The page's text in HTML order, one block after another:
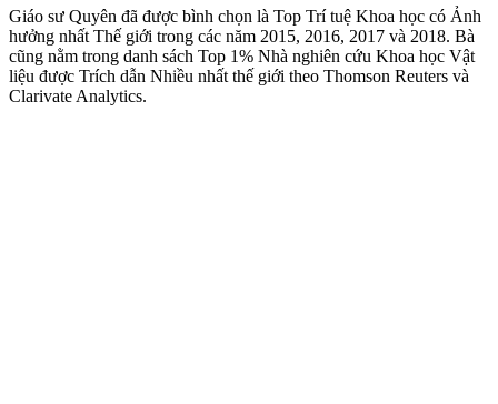
Giáo sư Quyên đã được bình chọn là Top Trí tuệ Khoa học có Ảnh
hưởng nhất Thế giới trong các năm 2015, 2016, 2017 và 2018. Bà
cũng nằm trong danh sách Top 1% Nhà nghiên cứu Khoa học Vật
liệu được Trích dẫn Nhiều nhất thế giới theo Thomson Reuters và
Clarivate Analytics.